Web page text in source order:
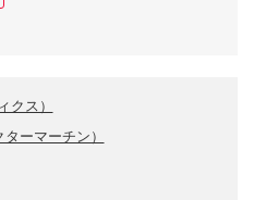
クス）
ーマーチン）